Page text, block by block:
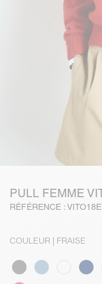
PULL FEMME
RÉFÉRENCE :
COULEUR | FRAISE